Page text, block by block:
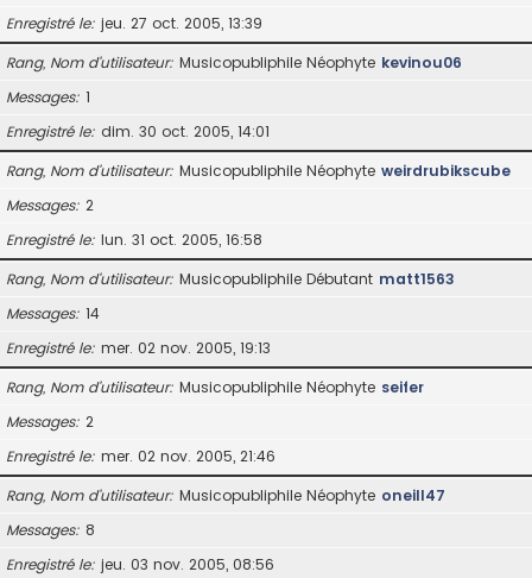
Enregistré le jeu. 27 oct. 2005, 13:39
Rang, Nom d’utilisateur Musicopubliphile Néophyte kevinou06
Messages 1
Enregistré le dim. 30 oct. 2005, 14:01
Rang, Nom d’utilisateur Musicopubliphile Néophyte weirdrubikscube
Messages 2
Enregistré le lun. 31 oct. 2005, 16:58
Rang, Nom d’utilisateur Musicopubliphile Débutant matt1563
Messages 14
Enregistré le mer. 02 nov. 2005, 19:13
Rang, Nom d’utilisateur Musicopubliphile Néophyte seifer
Messages 2
Enregistré le mer. 02 nov. 2005, 21:46
Rang, Nom d’utilisateur Musicopubliphile Néophyte oneill47
Messages 8
Enregistré le jeu. 03 nov. 2005, 08:56